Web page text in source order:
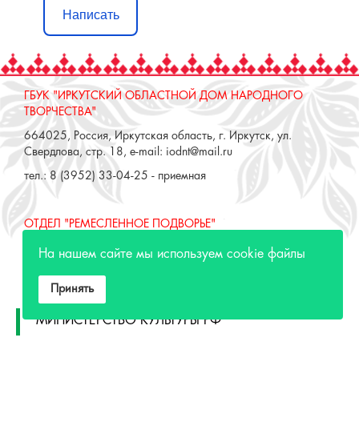
Написать
ГБУК "ИРКУТСКИЙ ОБЛАСТНОЙ ДОМ НАРОДНОГО
ТВОРЧЕСТВА"
664025, Россия, Иркутская область, г. Иркутск, ул.
Свердлова, стр. 18, e-mail: iodnt@mail.ru
тел.: 8 (3952) 33-04-25 - приемная
ОТДЕЛ "РЕМЕСЛЕННОЕ ПОДВОРЬЕ"
664025, Россия, Иркутская область, г. Иркутск, ул. 3 июля,
тел.: 8 (3952) 48-71-30
МИНИСТЕРСТВО КУЛЬТУРЫ РФ
На нашем сайте мы используем cookie файлы
Принять